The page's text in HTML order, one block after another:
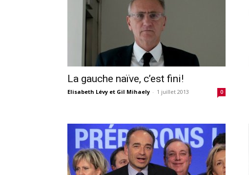
La gauche naïve, c’est fini!
Elisabeth Lévy et Gil Mihaely - 1 juillet 2013 0